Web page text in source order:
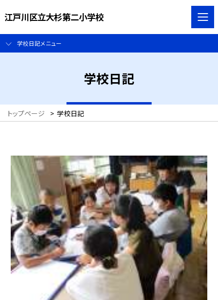
江戸川区立大杉第二小学校
学校日記メニュー
学校日記
トップページ > 学校日記